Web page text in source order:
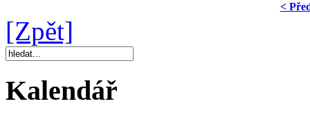
<
[Zpět]
Kalendář